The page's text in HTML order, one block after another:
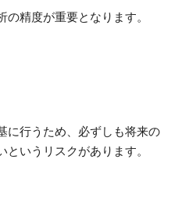
精度が重要となります。
に行うため、必ずしも将来の
いうリスクがあります。